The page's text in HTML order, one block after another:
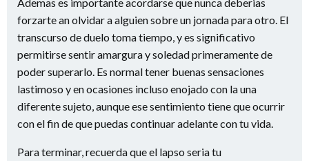
forzarte an olvidar a alguien sobre un jornada para otro. El
transcurso de duelo toma tiempo, y es significativo
permitirse sentir amargura y soledad primeramente de
poder superarlo. Es normal tener buenas sensaciones
lastimoso y en ocasiones incluso enojado con la una
diferente sujeto, aunque ese sentimiento tiene que ocurrir
con el fin de que puedas continuar adelante con tu vida.
Para terminar, recuerda que el lapso seri­a tu